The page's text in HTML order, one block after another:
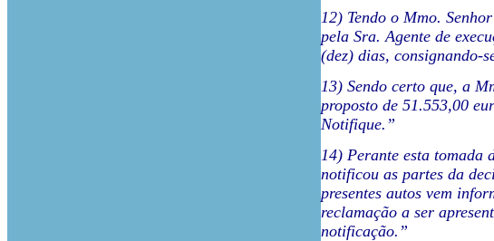
12) Tendo o Mmo.
pela Sra. Agente de
(dez) dias, consignando-
13) Sendo certo que, a
proposto de 51.553,00
Notifique.”
14) Perante esta tomada
notificou as partes da
presentes autos vem
reclamação a ser
notificação.”